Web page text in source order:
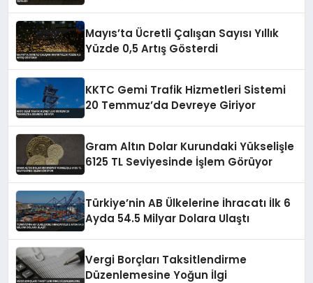
Mayıs’ta Ücretli Çalışan Sayısı Yıllık
Yüzde 0,5 Artış Gösterdi
KKTC Gemi Trafik Hizmetleri Sistemi
20 Temmuz’da Devreye Giriyor
Gram Altın Dolar Kurundaki Yükselişle
6125 TL Seviyesinde İşlem Görüyor
Türkiye’nin AB Ülkelerine İhracatı İlk 6
Ayda 54.5 Milyar Dolara Ulaştı
Vergi Borçları Taksitlendirme
Düzenlemesine Yoğun İlgi